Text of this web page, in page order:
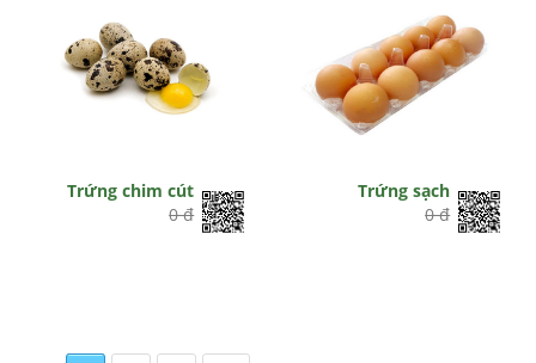
Trứng chim cút
0 đ
Trứng sạch
0 đ